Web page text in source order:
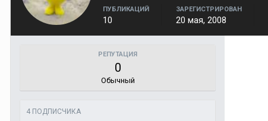
ПУБЛИКАЦИЙ
10
ЗАРЕГИСТРИРОВАН
20 мая, 2008
РЕПУТАЦИЯ
0
Обычный
4 ПОДПИСЧИКА